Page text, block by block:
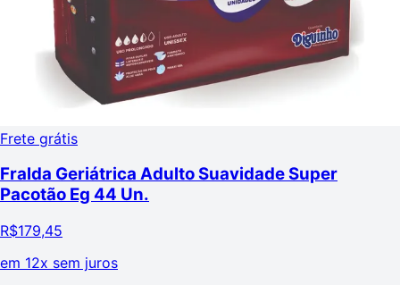
Frete grátis
Fralda Geriátrica Adulto Suavidade Super
Pacotão Eg 44 Un.
R$179,45
em 12x sem juros